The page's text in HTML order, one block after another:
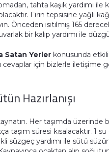
tahta kaşık yardımı ile
Fırın tepsisine yağlı
Önceden ısıtılmış 165
bir kalıp yardımı ile
Satan Yerler konusunda
cevaplar için bizlerle iletişime
Hazırlanışı
Her taşımda üzerinde
taşım süresi kısalacaktır. 1
süzgeç yardımı ile sütü